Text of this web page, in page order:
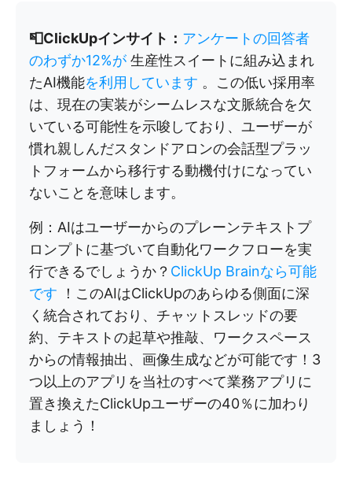
📮ClickUpインサイト： アンケートの回答者
のわずか12%が 生産性スイートに組み込まれ
たAI機能を利用しています 。この低い採用率
は、現在の実装がシームレスな文脈統合を欠
いている可能性を示唆しており、ユーザーが
慣れ親しんだスタンドアロンの会話型プラッ
トフォームから移行する動機付けになってい
ないことを意味します。
例：AIはユーザーからのプレーンテキストプ
ロンプトに基づいて自動化ワークフローを実
行できるでしょうか？ ClickUp Brainなら可能
です
！このAIはClickUpのあらゆる側面に深
く統合されており、チャットスレッドの要
約、テキストの起草や推敲、ワークスペース
からの情報抽出、画像生成などが可能です！3
つ以上のアプリを当社のすべて業務アプリに
置き換えたClickUpユーザーの40％に加わり
ましょう！